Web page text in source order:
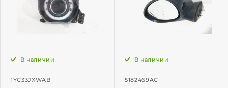
1YC33JXWAB
В наличии
5182469AC
В наличии